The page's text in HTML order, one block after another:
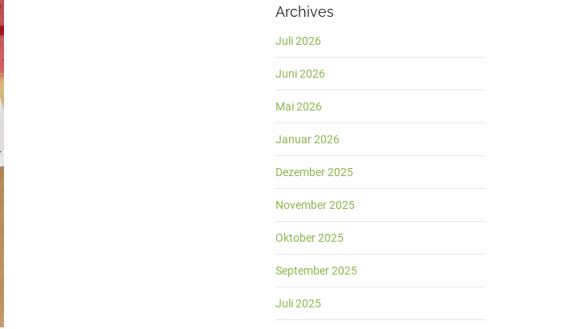
Archives
Juli 2026
Juni 2026
Mai 2026
Januar 2026
Dezember 2025
November 2025
Oktober 2025
September 2025
Juli 2025